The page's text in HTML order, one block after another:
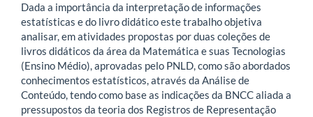
Dada a importância da interpretação de informações
estatísticas e do livro didático este trabalho objetiva
analisar, em atividades propostas por duas coleções de
livros didáticos da área da Matemática e suas Tecnologias
(Ensino Médio), aprovadas pelo PNLD, como são abordados
conhecimentos estatísticos, através da Análise de
Conteúdo, tendo como base as indicações da BNCC aliada a
pressupostos da teoria dos Registros de Representação